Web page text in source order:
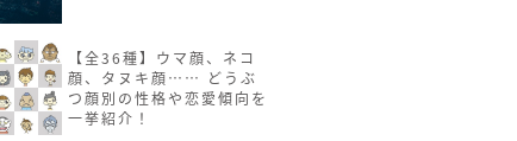
【全36種】ウマ顔、ネコ
顔、タヌキ顔…… どうぶ
つ顔別の性格や恋愛傾向を
一挙紹介！